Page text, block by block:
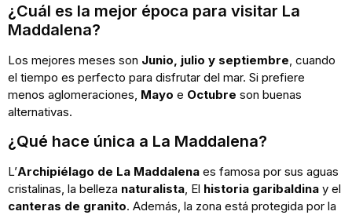
¿Cuál es la mejor época para visitar La
Maddalena?
Los mejores meses son Junio, julio y septiembre, cuando
el tiempo es perfecto para disfrutar del mar. Si prefiere
menos aglomeraciones, Mayo e Octubre son buenas
alternativas.
¿Qué hace única a La Maddalena?
L’Archipiélago de La Maddalena es famosa por sus aguas
cristalinas, la belleza naturalista, El historia garibaldina y el
canteras de granito. Además, la zona está protegida por la